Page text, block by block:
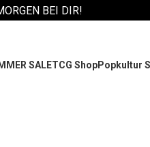
BEI DIR!
SALETCG ShopPopkultur